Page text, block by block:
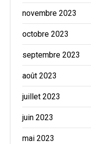
novembre 2023
octobre 2023
septembre 2023
août 2023
juillet 2023
juin 2023
mai 2023